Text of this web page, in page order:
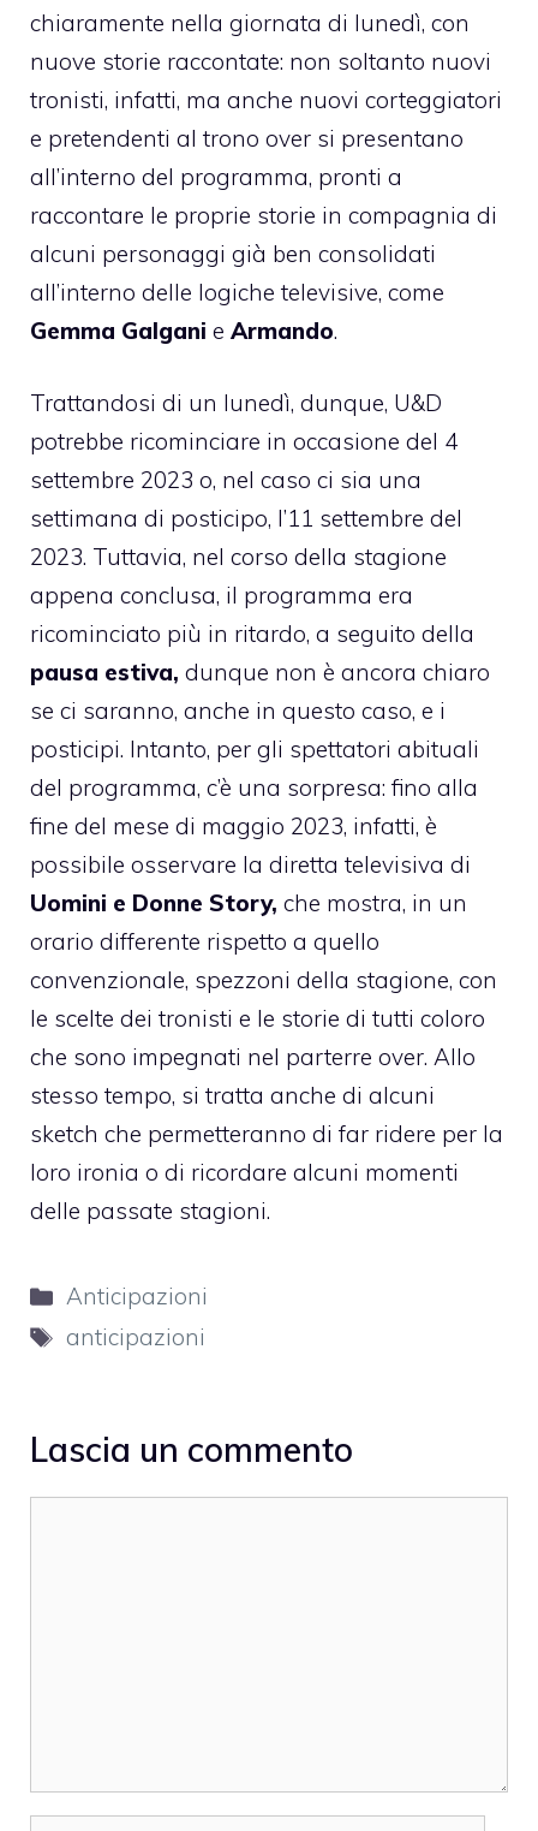
chiaramente nella giornata di lunedì, con
nuove storie raccontate: non soltanto nuovi
tronisti, infatti, ma anche nuovi corteggiatori
e pretendenti al trono over si presentano
all’interno del programma, pronti a
raccontare le proprie storie in compagnia di
alcuni personaggi già ben consolidati
all’interno delle logiche televisive, come
Gemma Galgani e Armando.
Trattandosi di un lunedì, dunque, U&D
potrebbe ricominciare in occasione del 4
settembre 2023 o, nel caso ci sia una
settimana di posticipo, l’11 settembre del
2023. Tuttavia, nel corso della stagione
appena conclusa, il programma era
ricominciato più in ritardo, a seguito della
pausa estiva, dunque non è ancora chiaro
se ci saranno, anche in questo caso, e i
posticipi. Intanto, per gli spettatori abituali
del programma, c’è una sorpresa: fino alla
fine del mese di maggio 2023, infatti, è
possibile osservare la diretta televisiva di
Uomini e Donne Story, che mostra, in un
orario differente rispetto a quello
convenzionale, spezzoni della stagione, con
le scelte dei tronisti e le storie di tutti coloro
che sono impegnati nel parterre over. Allo
stesso tempo, si tratta anche di alcuni
sketch che permetteranno di far ridere per la
loro ironia o di ricordare alcuni momenti
delle passate stagioni.
Categorie
Anticipazioni
Tag
anticipazioni
Lascia un commento